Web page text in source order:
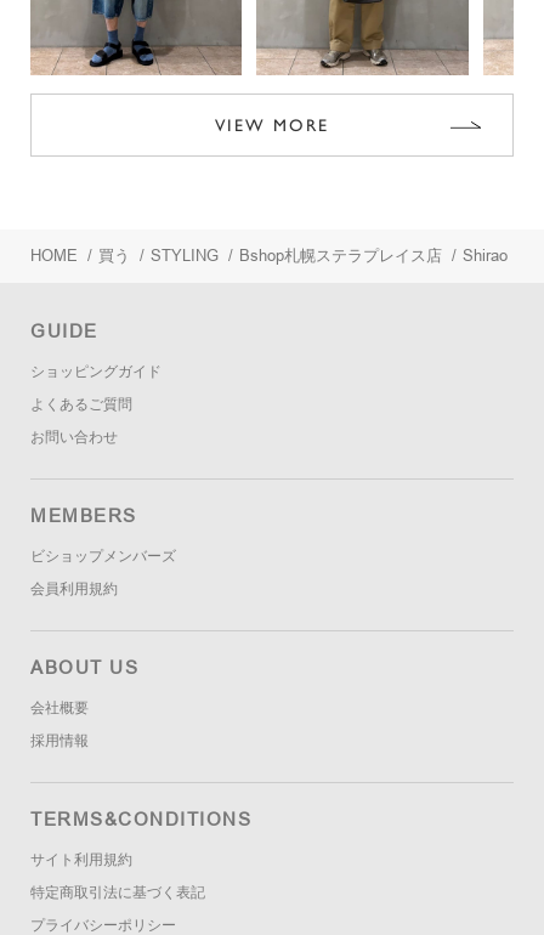
VIEW MORE
HOME / 買う / STYLING / Bshop札幌ステラプレイス店 / Shirao
GUIDE
ショッピングガイド
よくあるご質問
お問い合わせ
MEMBERS
ビショップメンバーズ
会員利用規約
ABOUT US
会社概要
採用情報
TERMS&CONDITIONS
サイト利用規約
特定商取引法に基づく表記
プライバシーポリシー